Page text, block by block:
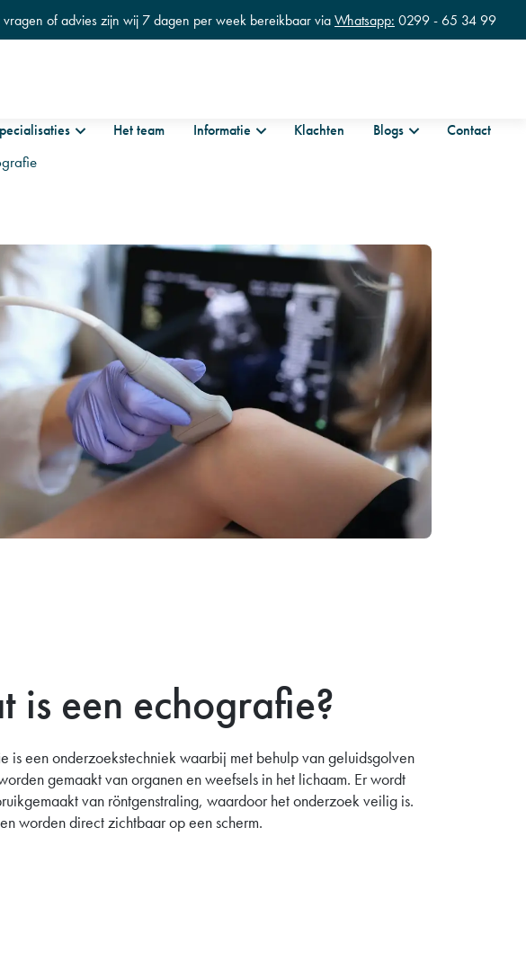
vragen of advies zijn wij 7 dagen per week bereikbaar viaWhatsapp: 0299 - 65 34 99
Het team Informatie Klachten Blogs Contact
Oefentherapie en Revalidatie
Oedeemfysiotherapie en Lymfdrainage
Geriatrische fysiotherapie
Shantala babymassage
is een echografie?
is een onderzoekstechniek waarbij met behulp van geluidsgolven
gemaakt van organen en weefsels in het lichaam. Er wordt
van röntgenstraling, waardoor het onderzoek veilig is.
worden direct zichtbaar op een scherm.